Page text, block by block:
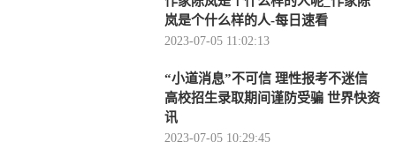
岚是个什么样的人-每日速看
2023-07-05 11:02:13
“小道消息”不可信 理性报考不迷信
高校招生录取期间谨防受骗 世界快资
讯
2023-07-05 10:29:45